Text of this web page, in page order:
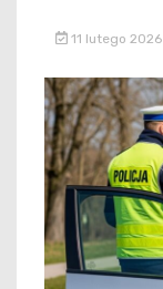
11 lutego 2026